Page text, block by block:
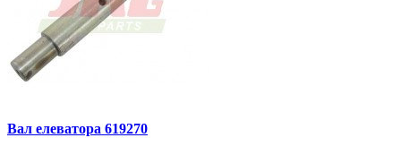
Вал елеватора 619270